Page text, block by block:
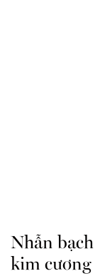
Nhẫn
kim cương